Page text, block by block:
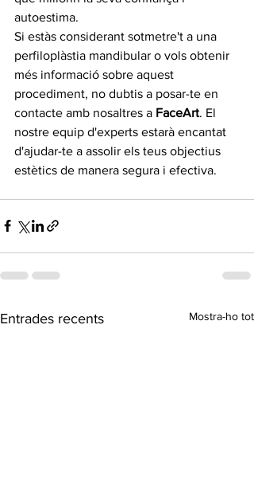
autoestima.
Si estàs considerant sotmetre't a una
perfiloplàstia mandibular o vols obtenir
més informació sobre aquest
procediment, no dubtis a posar-te en
contacte amb nosaltres a FaceArt. El
nostre equip d'experts estarà encantat
d'ajudar-te a assolir els teus objectius
estètics de manera segura i efectiva.
Entrades recents Mostra-ho tot